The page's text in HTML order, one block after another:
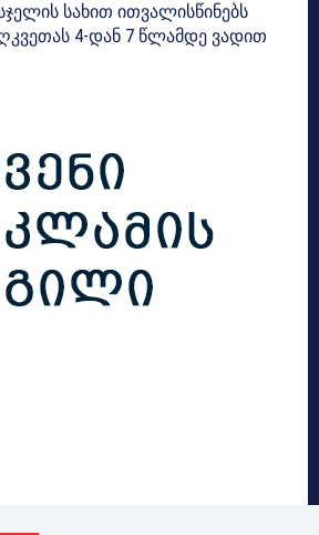
სახით ითვალისწინებს
4-დან 7 წლამდე ვადით